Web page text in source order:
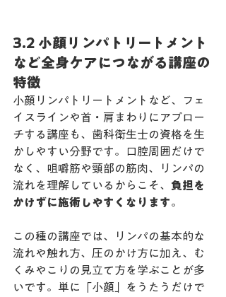
3.2 小顔リンパトリートメント
など全身ケアにつながる講座の
特徴
小顔リンパトリートメントなど、フェ
イスラインや首・肩まわりにアプロー
チする講座も、歯科衛生士の資格を生
かしやすい分野です。口腔周囲だけで
なく、咀嚼筋や頸部の筋肉、リンパの
流れを理解しているからこそ、 負担を
かけずに施術しやすくなります。
この種の講座では、リンパの基本的な
流れや触れ方、圧のかけ方に加え、む
くみやこりの見立て方を学ぶことが多
いです。単に「小顔」をうたうだけで